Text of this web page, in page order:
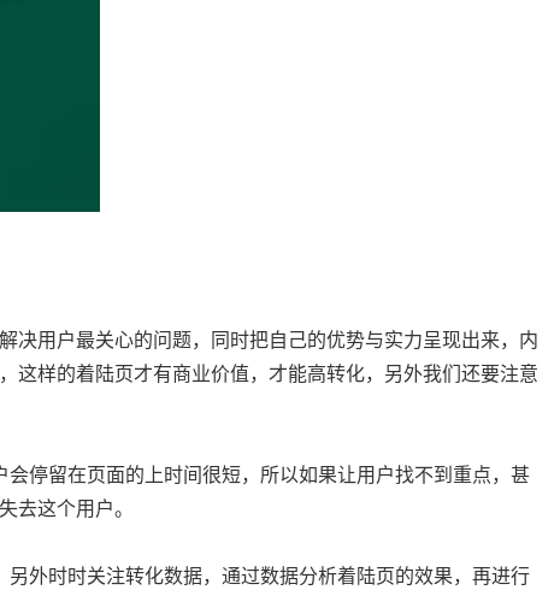
决用户最关心的问题，同时把自己的优势与实力呈现出来，内
这样的着陆页才有商业价值，才能高转化，另外我们还要注意
停留在页面的上时间很短，所以如果让用户找不到重点，甚
去这个用户。
外时时关注转化数据，通过数据分析着陆页的效果，再进行